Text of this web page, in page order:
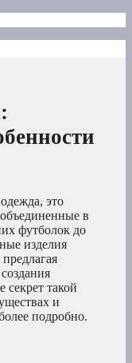
это
в
футболок до
изделия
секрет такой
и
подробно.